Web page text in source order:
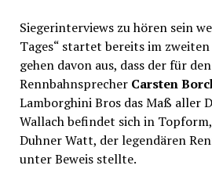
Siegerinterviews zu hören sein
Tages“ startet bereits im
gehen davon aus, dass der für
Rennbahnsprecher Carsten
Lamborghini Bros das Maß aller
Wallach befindet sich in
Duhner Watt, der legendären
unter Beweis stellte.